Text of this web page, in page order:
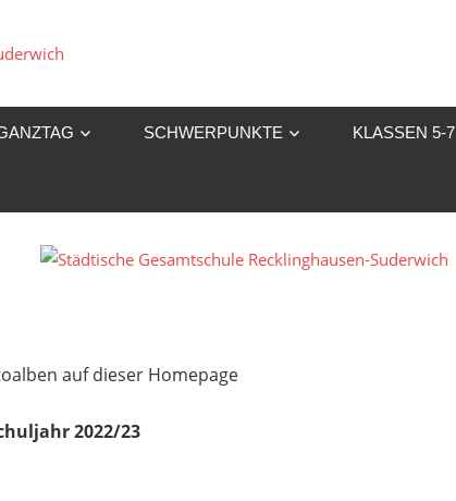
Gesamtschule
Suderwich
SCHWERPUNKTE KLASSEN 5-7
auf dieser Homepage
2022/23